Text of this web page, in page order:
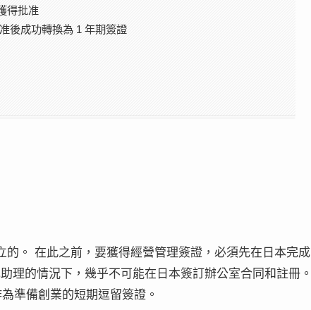
得批准
後成功轉換為 1 年期簽證
。 在此之前，要獲得經營管理簽證，必須先在日本完成
理的情況下，幾乎不可能在日本簽訂辦公室合同和註冊。
準備創業的短期逗留簽證。